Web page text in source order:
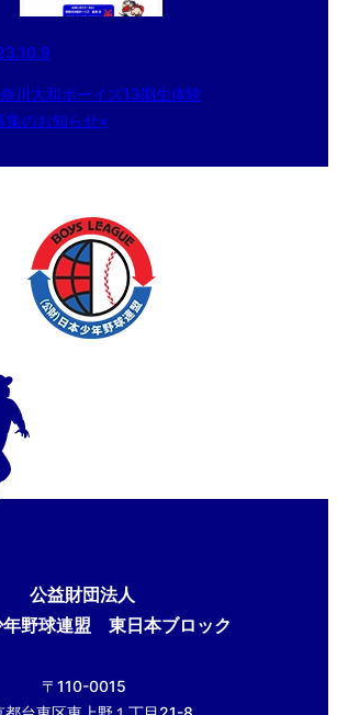
奈川大和ボーイズ13期生体験
集のお知らせ⭐︎
公益財団法人
年野球連盟 東日本ブロック
〒110-0015